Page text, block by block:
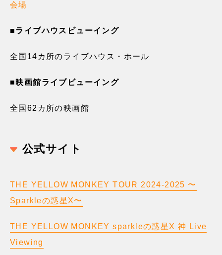
会場
■ライブハウスビューイング
全国14カ所のライブハウス・ホール
■映画館ライブビューイング
全国62カ所の映画館
公式サイト
THE YELLOW MONKEY TOUR 2024-2025 〜
Sparkleの惑星X〜
THE YELLOW MONKEY sparkleの惑星X 神 Live
Viewing